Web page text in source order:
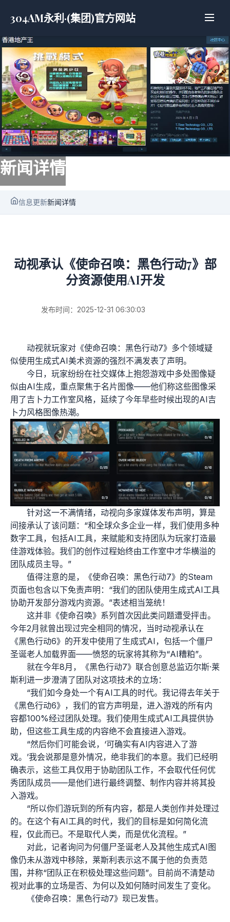
304AM永利·(集团)官方网站
新闻详情
信息更新新闻详情
动视承认《使命召唤：黑色行动7》部
分资源使用AI开发
发布时间：2025-12-31 06:30:03
动视就玩家对《使命召唤：黑色行动7》多个领域疑
似使用生成式AI美术资源的强烈不满发表了声明。
今日，玩家纷纷在社交媒体上抱怨游戏中多处图像疑
似由AI生成，重点聚焦于名片图像——他们称这些图像采
用了吉卜力工作室风格，延续了今年早些时候出现的AI吉
卜力风格图像热潮。
针对这一不满情绪，动视向多家媒体发布声明，算是
间接承认了该问题：“和全球众多企业一样，我们使用多种
数字工具，包括AI工具，来赋能和支持团队为玩家打造最
佳游戏体验。我们的创作过程始终由工作室中才华横溢的
团队成员主导。”
值得注意的是，《使命召唤：黑色行动7》的Steam
页面也包含以下免责声明：“我们的团队使用生成式AI工具
协助开发部分游戏内资源。”表述相当笼统！
这并非《使命召唤》系列首次因此类问题遭受抨击。
今年2月就曾出现过完全相同的情况，当时动视承认在
《黑色行动6》的开发中使用了生成式AI，包括一个僵尸
圣诞老人加载界面——愤怒的玩家将其称为“AI糟粕”。
就在今年8月，《黑色行动7》联合创意总监迈尔斯·莱
斯利进一步澄清了团队对这项技术的立场：
“我们如今身处一个有AI工具的时代。我记得去年关于
《黑色行动6》，我们的官方声明是，进入游戏的所有内
容都100%经过团队处理。我们使用生成式AI工具提供协
助，但这些工具生成的内容绝不会直接进入游戏。
“然后你们可能会说，‘可确实有AI内容进入了游
戏。’我会说那是意外情况，绝非我们的本意。我们已经明
确表示，这些工具仅用于协助团队工作，不会取代任何优
秀团队成员——是他们进行最终调整、制作内容并将其投
入游戏。
“所以你们游玩到的所有内容，都是人类创作并处理过
的。在这个有AI工具的时代，我们的目标是如何简化流
程，仅此而已。不是取代人类，而是优化流程。”
对此，记者询问为何僵尸圣诞老人及其他生成式AI图
像仍未从游戏中移除，莱斯利表示这不属于他的负责范
围，并称“团队正在积极处理这些问题”。目前尚不清楚动
视对此事的立场是否、为何以及如何随时间发生了变化。
《使命召唤：黑色行动7》现已发售。